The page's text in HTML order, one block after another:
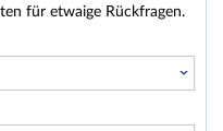
für etwaige Rückfragen.